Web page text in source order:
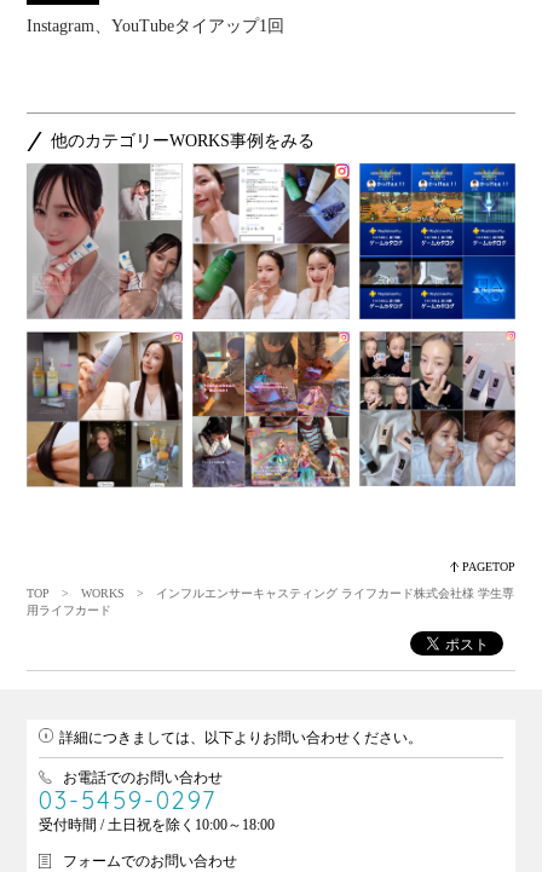
Instagram、YouTubeタイアップ1回
他のカテゴリーWORKS事例をみる
PAGETOP
TOP
>WORKS
> インフルエンサーキャスティング ライフカード株式会社様 学生専
用ライフカード
詳細につきましては、以下よりお問い合わせください。
お電話でのお問い合わせ
03-5459-0297
受付時間 / 土日祝を除く10:00～18:00
フォームでのお問い合わせ